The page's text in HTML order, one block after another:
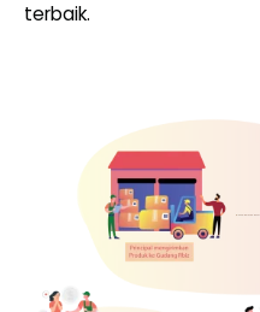
terbaik.